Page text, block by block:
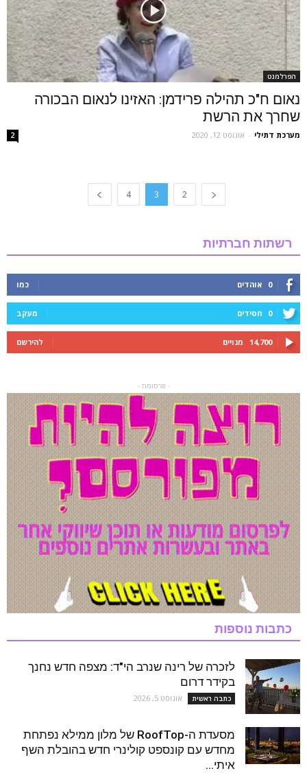
הפרלמנט
נאום ח"כ תהילה פרידמן: האזינו לנאום הבכורה
שחרך את הרשת
מערכת דתילי - אוגוסט 12, 2020 2
2
3
4
רשתות חברתיות
0 אוהדים כמו
0 חסידים מעקב
14,700 מנויים להירשם
- פרסומת -
כתבות נוספות
לזכרה של רינה שנרב הי"ד: מצפה חדש נחנך
בקידר דרום
כתבה ראשית אוגוסט 5, 2026
מסעדת ה-RoofTop של מלון ממילא נפתחת
מחדש עם קונספט קולינרי חדש בהובלת השף
איתי...